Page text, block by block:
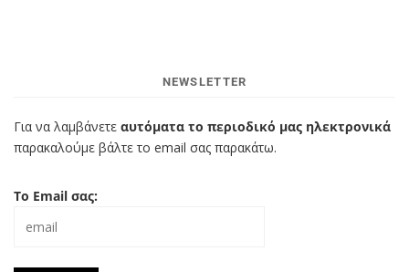
NEWSLETTER
Για να λαμβάνετε αυτόματα το περιοδικό μας ηλεκτρονικά
παρακαλούμε βάλτε το email σας παρακάτω.
Το Email σας: